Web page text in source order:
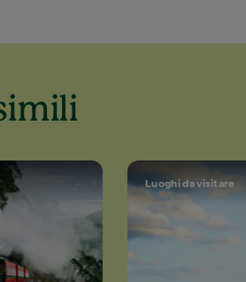
Luoghi da visitare